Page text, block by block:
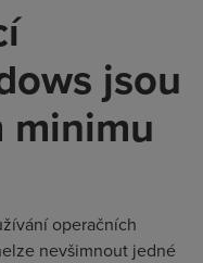
jsou
minimu
operačních
nevšimnout jedné